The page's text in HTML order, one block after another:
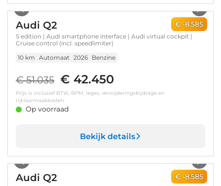
€ -8.585
Audi Q2
S edition | Audi smartphone interface | Audi virtual cockpit |
Cruise control (incl. speedlimiter)
10 km Automaat 2026 Benzine
€ 51.035 € 42.450
Prijs is inclusief BTW, BPM, leges, verwijderingsbijdrage en
rijklaarmaakkosten.
Op voorraad
Bekijk details
€ -8.585
Audi Q2